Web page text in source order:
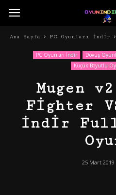
Ana Sayfa PC Oyunları İndir
PC Oyunları İndir Dövüş
Küçük Boyutlu
Mugen
Fighter
İndir
25 Mart 2019